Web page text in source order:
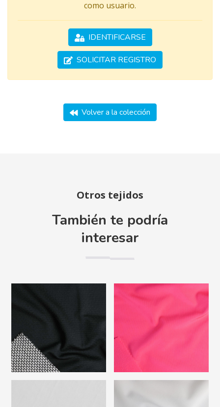
como usuario.
IDENTIFICARSE
SOLICITAR REGISTRO
Volver a la colección
Otros tejidos
También te podría
interesar